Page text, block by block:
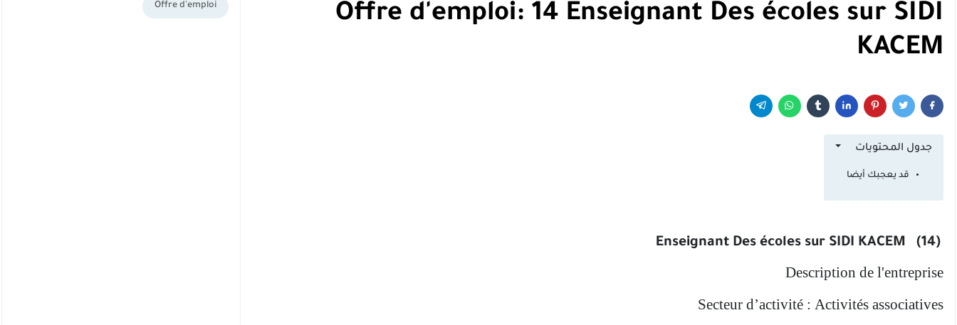
Offre d'emploi: 14 Enseignant Des écoles sur SIDI
KACEM
جدول المحتويات
قد يعجبك أيضا
(14) Enseignant Des écoles sur SIDI KACEM
Description de l'entreprise
Secteur d’activité : Activités associatives
Offre d'emploi